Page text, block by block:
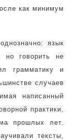
как минимум
язык
но говорить не
грамматику и
случаев
написанный
практики,
прошлых лет.
тексты,